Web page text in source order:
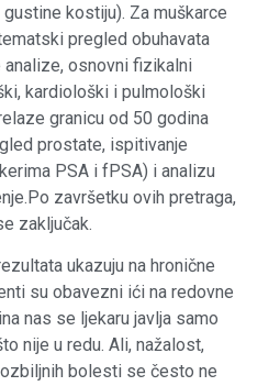
kostiju). Za muškarce
pregled obuhavata
osnovni fizikalni
kardiološki i pulmološki
granicu od 50 godina
prostate, ispitivanje
PSA i fPSA) i analizu
završetku ovih pretraga,
zaključak.
ukazuju na hronične
su obavezni ići na redovne
nas se ljekaru javlja samo
nije u redu. Ali, nažalost,
bolesti se često ne